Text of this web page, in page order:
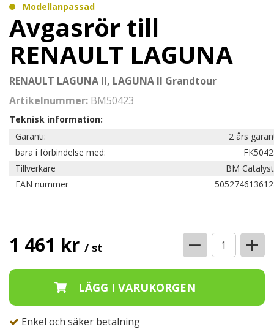
Modellanpassad
Avgasrör till
RENAULT LAGUNA
RENAULT LAGUNA II, LAGUNA II Grandtour
Artikelnummer: BM50423
Teknisk information:
Garanti:
2 års
bara i förbindelse med:
Tillverkare
BM
EAN nummer
1 461 kr / st − +
Enkel och säker betalning